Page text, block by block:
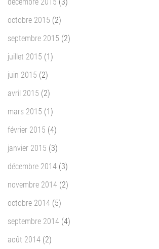
octobre 2015 (2)
septembre 2015 (2)
juillet 2015 (1)
juin 2015 (2)
avril 2015 (2)
mars 2015 (1)
février 2015 (4)
janvier 2015 (3)
décembre 2014 (3)
novembre 2014 (2)
octobre 2014 (5)
septembre 2014 (4)
août 2014 (2)